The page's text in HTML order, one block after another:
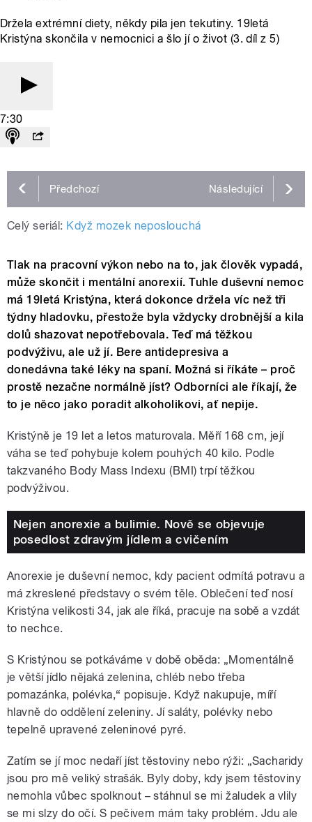
Držela extrémní diety, někdy pila jen tekutiny. 19letá
Kristýna skončila v nemocnici a šlo jí o život (3. díl z 5)
7:30
Předchozí Následující
Celý seriál: Když mozek neposlouchá
Tlak na pracovní výkon nebo na to, jak člověk vypadá,
může skončit i mentální anorexií. Tuhle duševní nemoc
má 19letá Kristýna, která dokonce držela víc než tři
týdny hladovku, přestože byla vždycky drobnější a kila
dolů shazovat nepotřebovala. Teď má těžkou
podvýživu, ale už jí. Bere antidepresiva a
donedávna také léky na spaní. Možná si říkáte – proč
prostě nezačne normálně jíst? Odborníci ale říkají, že
to je něco jako poradit alkoholikovi, ať nepije.
Kristýně je 19 let a letos maturovala. Měří 168 cm, její
váha se teď pohybuje kolem pouhých 40 kilo. Podle
takzvaného Body Mass Indexu (BMI) trpí těžkou
podvýživou.
Nejen anorexie a bulimie. Nově se objevuje
posedlost zdravým jídlem a cvičením
Anorexie je duševní nemoc, kdy pacient odmítá potravu a
má zkreslené představy o svém těle. Oblečení teď nosí
Kristýna velikosti 34, jak ale říká, pracuje na sobě a vzdát
to nechce.
S Kristýnou se potkáváme v době oběda: „Momentálně
je větší jídlo nějaká zelenina, chléb nebo třeba
pomazánka, polévka,“ popisuje. Když nakupuje, míří
hlavně do oddělení zeleniny. Jí saláty, polévky nebo
tepelně upravené zeleninové pyré.
Zatím se jí moc nedaří jíst těstoviny nebo rýži: „Sacharidy
jsou pro mě veliký strašák. Byly doby, kdy jsem těstoviny
nemohla vůbec spolknout – stáhnul se mi žaludek a vlily
se mi slzy do očí. S pečivem mám taky problém. Jdu ale